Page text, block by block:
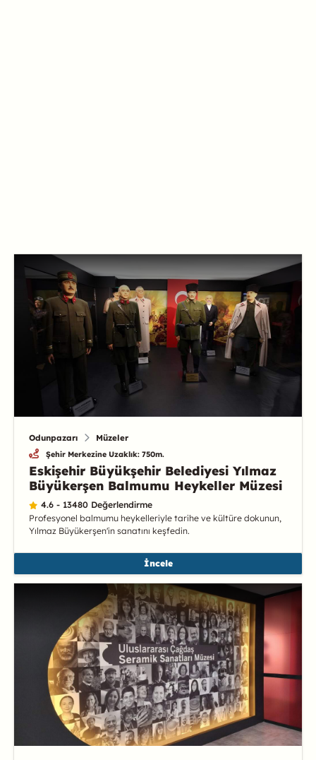
Odunpazarı Müzeler
Şehir Merkezine Uzaklık: 750m.
Eskişehir Büyükşehir Belediyesi Yılmaz
Büyükerşen Balmumu Heykeller Müzesi
4.6 - 13480 Değerlendirme
Profesyonel balmumu heykelleriyle tarihe ve kültüre dokunun,
Yılmaz Büyükerşen'in sanatını keşfedin.
İncele